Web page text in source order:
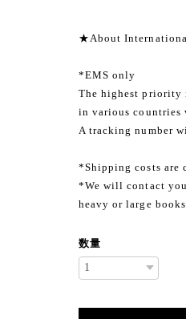
★About
*EMS only
The highest priority
in various countries
A tracking number
*Shipping costs are
*We will contact
heavy or large books.
数量